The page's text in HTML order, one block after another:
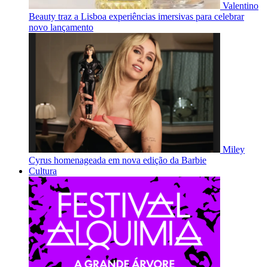
Valentino
Beauty traz a Lisboa experiências imersivas para celebrar
novo lançamento
Miley
Cyrus homenageada em nova edição da Barbie
Cultura